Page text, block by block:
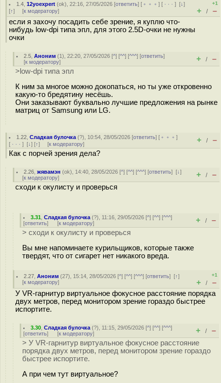
1.4 ,12yoexpert (ok), 22:16, 27/05/2026 [ответить] [ ﹢﹢﹢] [ · · ·][↓]
[↑] [к модератору]
+1
+ / –
если я захочу посадить себе зрение, я куплю что-
нибудь low-dpi типа эпл, для этого 2.5D-очки не нужны
очки
2.5 ,Аноним (1), 22:20, 27/05/2026 [^] [^^] [^^^] [ответить]
[к модератору] + / –
>low-dpi типа эпл
К ним за многое можно докопаться, но ты уже откровенно
какую-то бредятину несёшь.
Они заказывают буквально лучшие предложения на рынке
матриц от Samsung или LG.
1.22 ,Сладкая булочка (?), 10:54, 28/05/2026 [ответить] [ ﹢﹢﹢]
[ · · · ] [↓] [↑] [к модератору] + / –
Как с порчей зрения дела?
2.26 ,жявамэн (ok), 14:40, 28/05/2026 [^] [^^] [^^^] [ответить][↓]
[к модератору] + / –
сходи к окулисту и проверься
3.31 ,Сладкая булочка (?), 11:16, 29/05/2026 [^] [^^] [^^^]
[ответить] [к модератору] + / –
> сходи к окулисту и проверься
Вы мне напоминаете курильщиков, которые также
твердят, что от сигарет нет никакого вреда.
2.27 ,Аноним (27), 15:14, 28/05/2026 [^] [^^] [^^^] [ответить][↑]
[к модератору]
+1
+ / –
У VR-гарнитур виртуальное фокусное расстояние порядка
двух метров, перед монитором зрение гораздо быстрее
испортите.
3.30 ,Сладкая булочка (?), 11:15, 29/05/2026 [^] [^^] [^^^]
[ответить] [к модератору] + / –
> У VR-гарнитур виртуальное фокусное расстояние
порядка двух метров, перед монитором зрение гораздо
быстрее испортите.
А при чем тут виртуальное?